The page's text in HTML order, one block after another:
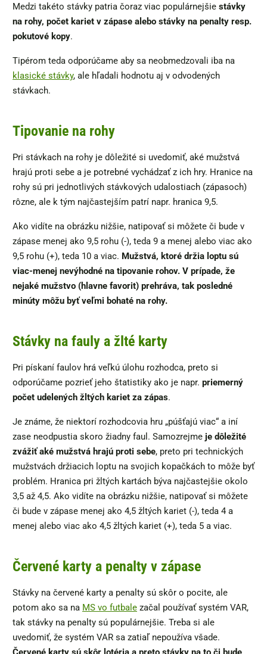
Medzi takéto stávky patria čoraz viac populárnejšie stávky
na rohy, počet kariet v zápase alebo stávky na penalty resp.
pokutové kopy.
Tipérom teda odporúčame aby sa neobmedzovali iba na
klasické stávky, ale hľadali hodnotu aj v odvodených
stávkach.
Tipovanie na rohy
Pri stávkach na rohy je dôležité si uvedomiť, aké mužstvá
hrajú proti sebe a je potrebné vychádzať z ich hry. Hranice na
rohy sú pri jednotlivých stávkových udalostiach (zápasoch)
rôzne, ale k tým najčastejším patrí napr. hranica 9,5.
Ako vidíte na obrázku nižšie, natipovať si môžete či bude v
zápase menej ako 9,5 rohu (-), teda 9 a menej alebo viac ako
9,5 rohu (+), teda 10 a viac. Mužstvá, ktoré držia loptu sú
viac-menej nevýhodné na tipovanie rohov. V prípade, že
nejaké mužstvo (hlavne favorit) prehráva, tak posledné
minúty môžu byť veľmi bohaté na rohy.
Stávky na fauly a žlté karty
Pri pískaní faulov hrá veľkú úlohu rozhodca, preto si
odporúčame pozrieť jeho štatistiky ako je napr. priemerný
počet udelených žltých kariet za zápas.
Je známe, že niektorí rozhodcovia hru „púšťajú viac“ a iní
zase neodpustia skoro žiadny faul. Samozrejme je dôležité
zvážiť aké mužstvá hrajú proti sebe, preto pri technických
mužstvách držiacich loptu na svojich kopačkách to môže byť
problém. Hranica pri žltých kartách býva najčastejšie okolo
3,5 až 4,5. Ako vidíte na obrázku nižšie, natipovať si môžete
či bude v zápase menej ako 4,5 žltých kariet (-), teda 4 a
menej alebo viac ako 4,5 žltých kariet (+), teda 5 a viac.
Červené karty a penalty v zápase
Stávky na červené karty a penalty sú skôr o pocite, ale
potom ako sa na MS vo futbale začal používať systém VAR,
tak stávky na penalty sú populárnejšie. Treba si ale
uvedomiť, že systém VAR sa zatiaľ nepoužíva všade.